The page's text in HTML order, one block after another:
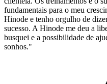
fundamentais para o meu
Hinode e tenho orgulho de
sucesso. A Hinode me deu a
busquei e a possibilidade de
sonhos."